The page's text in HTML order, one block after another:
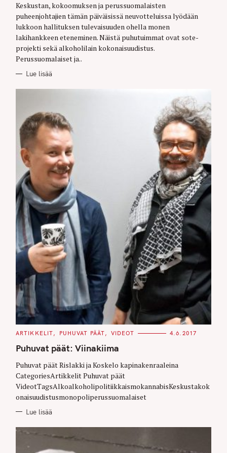
S
Keskustan, kokoomuksen ja perussuomalaisten
puheenjohtajien tämän päiväisissä neuvotteluissa lyödään
lukkoon hallituksen tulevaisuuden ohella monen
lakihankkeen eteneminen. Näistä puhutuimmat ovat sote-
projekti sekä alkoholilain kokonaisuudistus.
Perussuomalaiset ja..
Lue lisää
C
T
E
O
R
I
S
ARTIKKELIT PUHUVAT PÄÄT VIDEOT 4.6.2017
Puhuvat päät: Viinakiima
Puhuvat päät Rislakki ja Koskelo kapinakenraaleina
CategoriesArtikkelit Puhuvat päät
VideotTagsAlkoalkoholipolitiikkaismokannabisKeskustakok
onaisuudistusmonopoliperussuomalaiset
Lue lisää